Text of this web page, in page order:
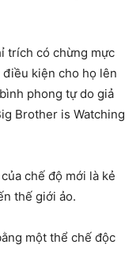
trích có chừng mực
kiện cho họ lên
phong tự do giả
Brother is Watching
chế độ mới là kẻ
thế giới ảo.
một thể chế độc